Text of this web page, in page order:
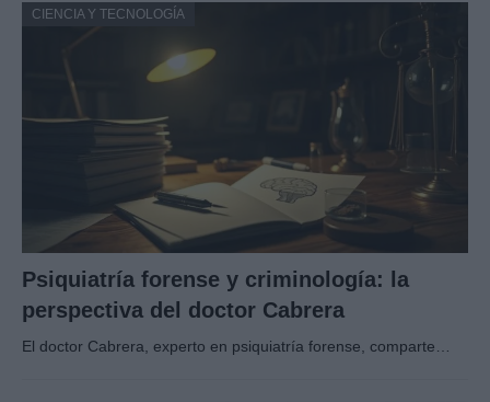
CIENCIA Y TECNOLOGÍA
Psiquiatría forense y criminología: la
perspectiva del doctor Cabrera
El doctor Cabrera, experto en psiquiatría forense, comparte…